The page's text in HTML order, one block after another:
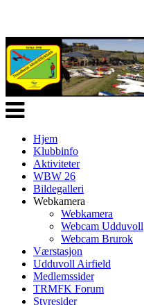
Veksle
navigasjon
Hjem
Klubbinfo
Aktiviteter
WBW 26
Bildegalleri
Webkamera
Webkamera
Webcam Udduvoll
Webcam Brurok
Værstasjon
Udduvoll Airfield
Medlemssider
TRMFK Forum
Styresider